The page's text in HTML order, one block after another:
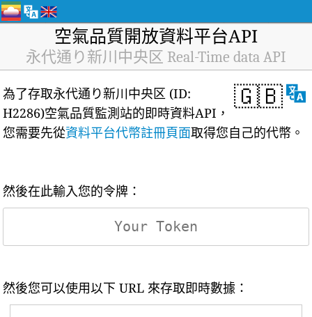
空氣品質開放資料平台API
永代通り新川中央区 Real-Time data API
🇬🇧
為了存取永代通り新川中央区 (ID:
H2286)空氣品質監測站的即時資料API，
您需要先從資料平台代幣註冊頁面取得您自己的代幣。
然後在此輸入您的令牌：
然後您可以使用以下 URL 來存取即時數據：